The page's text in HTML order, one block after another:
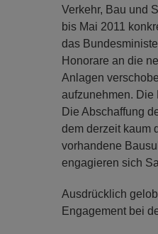
Verkehr, Bau und
bis Mai 2011
das
Honorare an die
Anlagen
aufzunehmen. Die
Die Abschaffung
dem derzeit kaum
vorhandene
engagieren sich
Ausdrücklich
Engagement bei